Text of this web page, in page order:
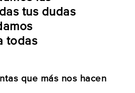
tus dudas
todas
que más nos hacen